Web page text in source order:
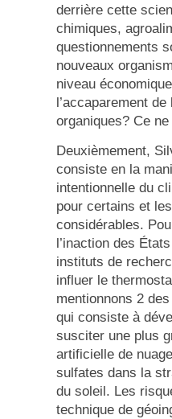
derrière cette
chimiques,
questionnements
nouveaux
niveau
l’accaparement
organiques? Ce
Deuxièmement,
consiste en la
intentionnelle du
pour certains et
considérables.
l’inaction des
instituts de
influer le
mentionnons 2
qui consiste à
susciter une plus
artificielle de
sulfates dans la
du soleil. Les
technique de